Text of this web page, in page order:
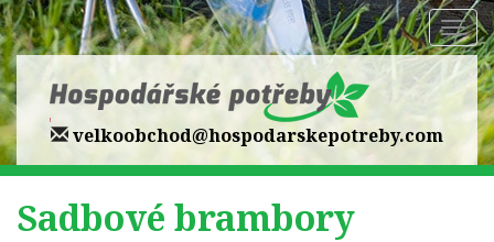
velkoobchod@hospodarskepotreby.com
Sadbové brambory